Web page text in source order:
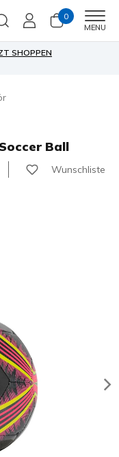
0
MENU
SHOPPEN
Ball
Wunschliste